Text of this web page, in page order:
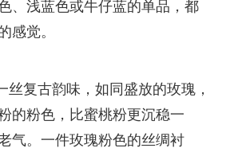
、浅蓝色或牛仔蓝的单品，都
感觉。
丝复古韵味，如同盛放的玫瑰，
的粉色，比蜜桃粉更沉稳一
气。一件玫瑰粉色的丝绸衬